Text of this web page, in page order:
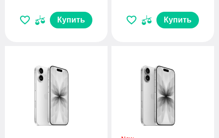
Купить Купить